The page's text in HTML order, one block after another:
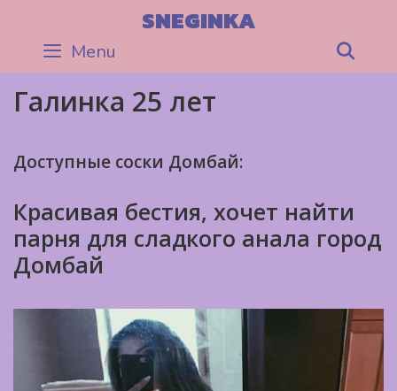
content
SNEGINKA
Menu
Галинка 25 лет
Доступные соски Домбай:
Красивая бестия, хочет найти
парня для сладкого анала город
Домбай